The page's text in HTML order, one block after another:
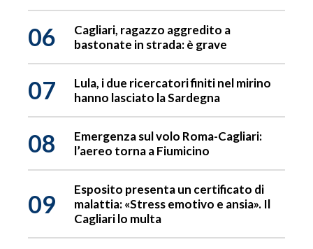
06
Cagliari, ragazzo aggredito a
bastonate in strada: è grave
07
Lula, i due ricercatori finiti nel mirino
hanno lasciato la Sardegna
08
Emergenza sul volo Roma-Cagliari:
l’aereo torna a Fiumicino
09
Esposito presenta un certificato di
malattia: «Stress emotivo e ansia». Il
Cagliari lo multa